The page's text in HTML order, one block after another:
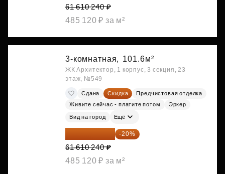
61 610 240 ₽
485 120 ₽ за м²
3-комнатная, 101.6м²
ЖК Архитектор, 1 корпус, 3 секция, 23
этаж, №549
Сдана Скидка
Предчистовая отделка
Живите сейчас - платите потом
Эркер
Вид на город Ещё
49 288 192 ₽ -20%
61 610 240 ₽
485 120 ₽ за м²